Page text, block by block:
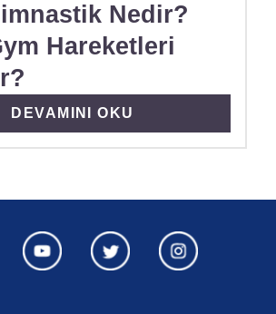
Nedir?
Hareketleri
DISCOVER MORE ABOUT
DEVAMINI OKU